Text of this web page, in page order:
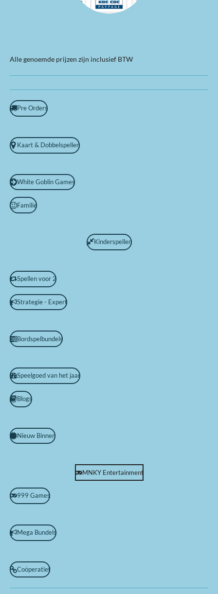
Alle genoemde prijzen zijn inclusief BTW
Pre Orders
Kaart & Dobbelspellen
White Goblin Games
Familie
Kinderspellen
Spellen voor 2
Strategie - Expert
Bordspelbundels
Speelgoed van het jaar
Blogs
Nieuw Binnen
MNKY Entertainment
999 Games
Mega Bundels
Coöperatief